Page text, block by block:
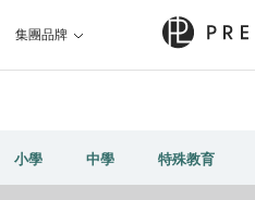
集團品牌
小學 中學 特殊教育